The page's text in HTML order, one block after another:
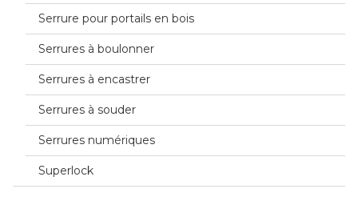
Serrure pour portails en bois
Serrures à boulonner
Serrures à encastrer
Serrures à souder
Serrures numériques
Superlock